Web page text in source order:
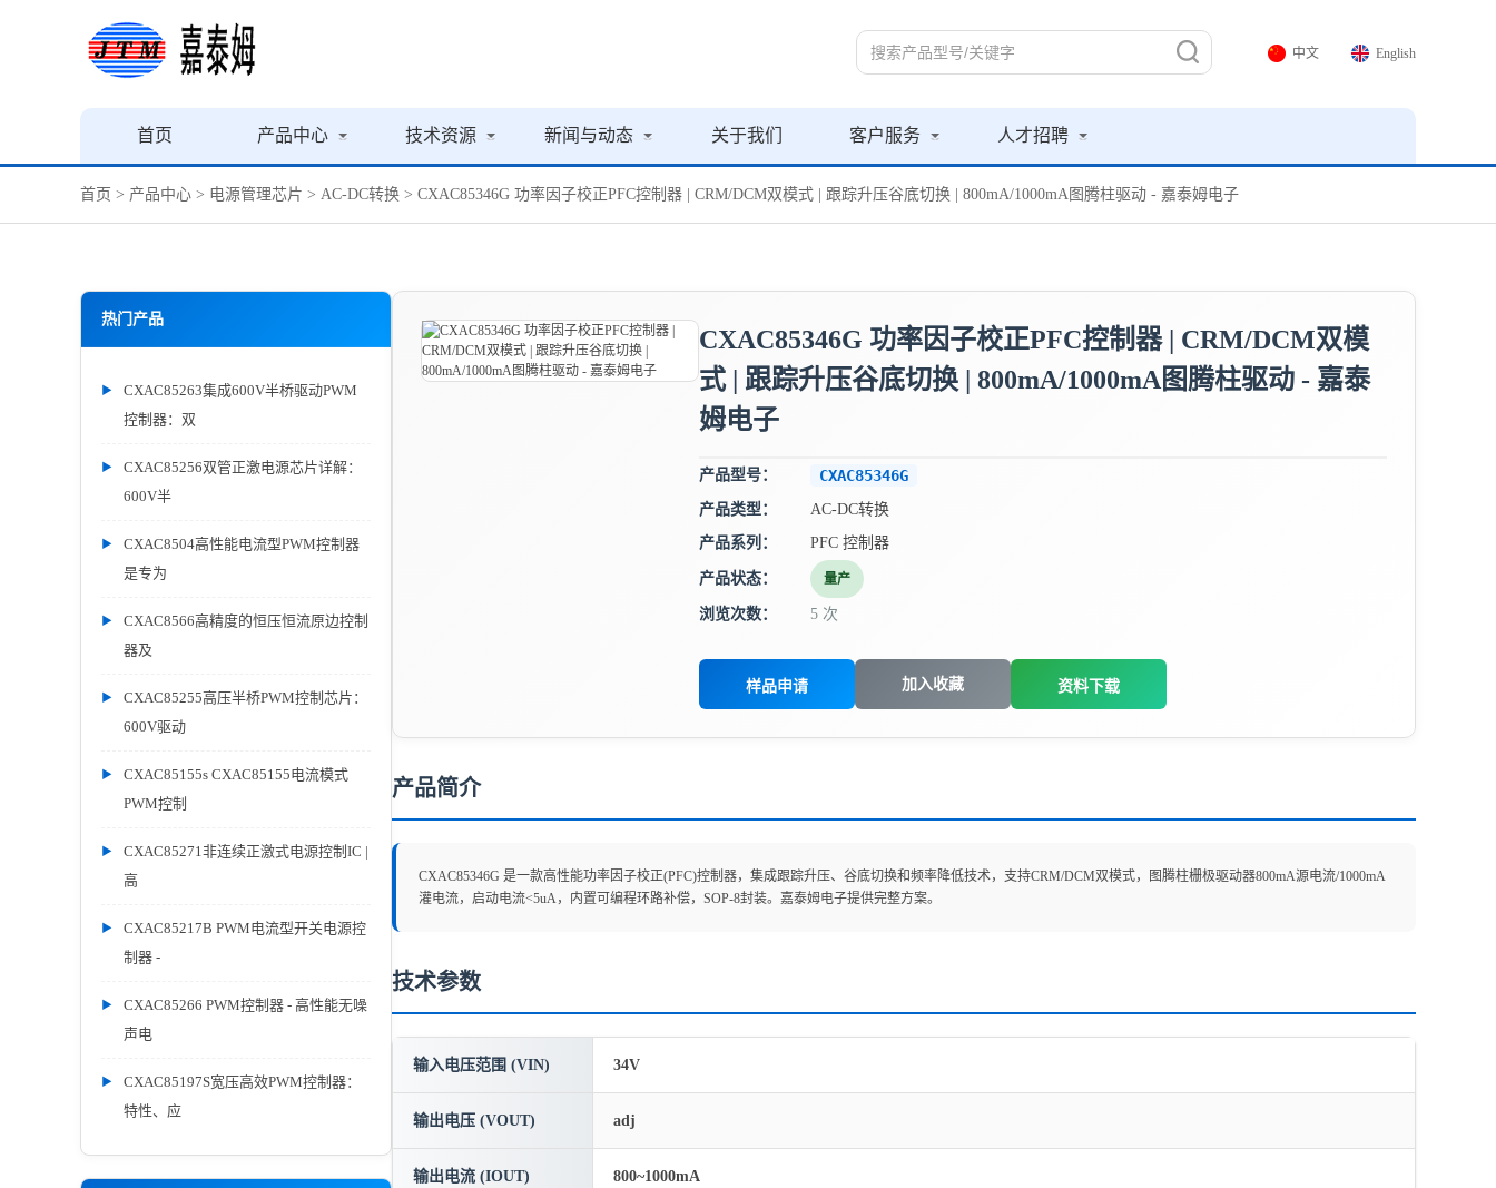
中文 English
首页 产品中心 技术资源 新闻与动态 关于我们 客户服务 人才招聘
首页 > 产品中心 > 电源管理芯片 > AC-DC转换 > CXAC85346G 功率因子校正PFC控制器 | CRM/DCM双模式 | 跟踪升压谷底切换 | 800mA/1000mA图腾柱驱动 - 嘉泰姆电子
热门产品
CXAC85263集成600V半桥驱动PWM
控制器：双
CXAC85256双管正激电源芯片详解：
600V半
CXAC8504高性能电流型PWM控制器
是专为
CXAC8566高精度的恒压恒流原边控制
器及
CXAC85255高压半桥PWM控制芯片：
600V驱动
CXAC85155s CXAC85155电流模式
PWM控制
CXAC85271非连续正激式电源控制IC |
高
CXAC85217B PWM电流型开关电源控
制器 -
CXAC85266 PWM控制器 - 高性能无噪
声电
CXAC85197S宽压高效PWM控制器：
特性、应
CXAC85346G 功率因子校正PFC控制器 | CRM/DCM双模
式 | 跟踪升压谷底切换 | 800mA/1000mA图腾柱驱动 - 嘉泰
姆电子
产品型号： CXAC85346G
产品类型：
AC-DC转换
产品系列：
PFC 控制器
产品状态： 量产
浏览次数： 5 次
样品申请 加入收藏 资料下载
产品简介
CXAC85346G 是一款高性能功率因子校正(PFC)控制器，集成跟踪升压、谷底切换和频率降低技术，支持CRM/DCM双模式，图腾柱栅极驱动器800mA源电流/1000mA
灌电流，启动电流<5uA，内置可编程环路补偿，SOP-8封装。嘉泰姆电子提供完整方案。
技术参数
输入电压范围 (VIN) 34V
输出电压 (VOUT) adj
输出电流 (IOUT) 800~1000mA